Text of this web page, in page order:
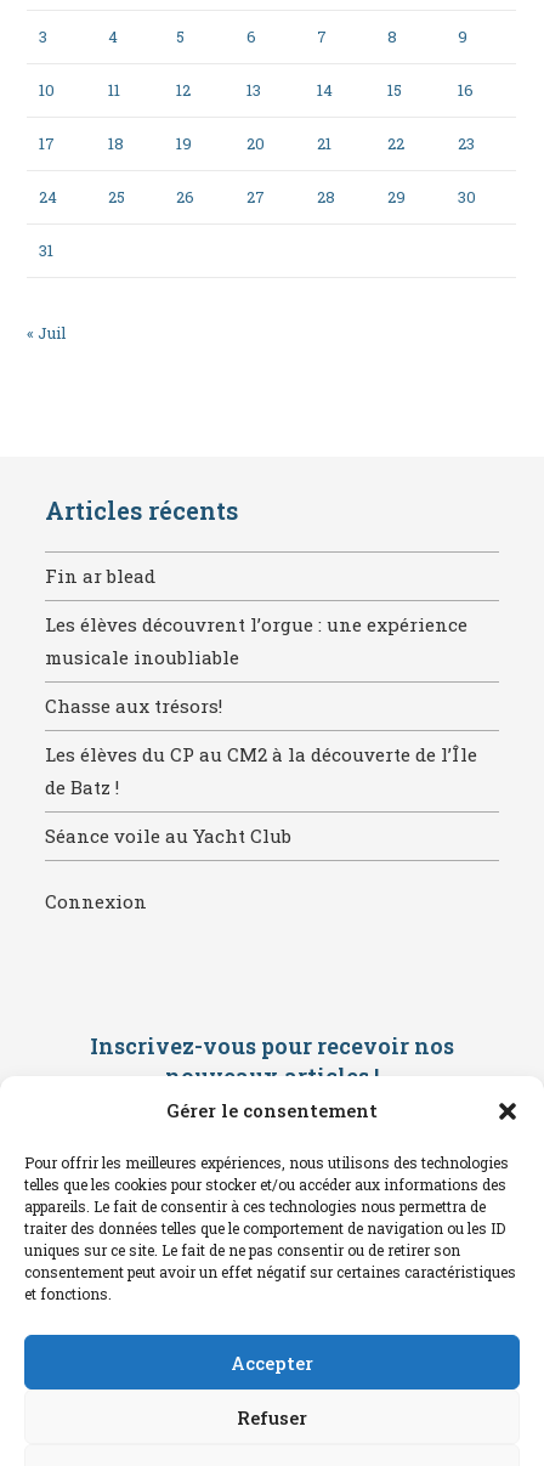
Gérer le consentement
Pour offrir les meilleures expériences, nous utilisons des technologies
telles que les cookies pour stocker et/ou accéder aux informations des
appareils. Le fait de consentir à ces technologies nous permettra de
traiter des données telles que le comportement de navigation ou les ID
uniques sur ce site. Le fait de ne pas consentir ou de retirer son
consentement peut avoir un effet négatif sur certaines caractéristiques
et fonctions.
Accepter
Refuser
3 4 5 6 7 8 9
10 11 12 13 14 15 16
17 18 19 20 21 22 23
24 25 26 27 28 29 30
31
« Juil
Articles récents
Fin ar blead
Les élèves découvrent l’orgue : une expérience
musicale inoubliable
Chasse aux trésors!
Les élèves du CP au CM2 à la découverte de l’Île
de Batz !
Séance voile au Yacht Club
Connexion
Inscrivez-vous pour recevoir nos
nouveaux articles !
Saisissez ci-dessous votre adresse
confirmation par mail. Consultez vos
spams !